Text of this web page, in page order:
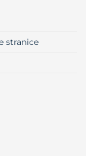
stranice